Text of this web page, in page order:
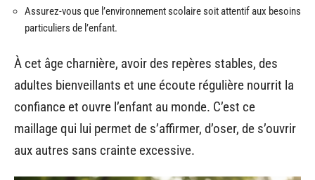
Assurez-vous que l’environnement scolaire soit attentif aux besoins
particuliers de l’enfant.
À cet âge charnière, avoir des repères stables, des
adultes bienveillants et une écoute régulière nourrit la
confiance et ouvre l’enfant au monde. C’est ce
maillage qui lui permet de s’affirmer, d’oser, de s’ouvrir
aux autres sans crainte excessive.